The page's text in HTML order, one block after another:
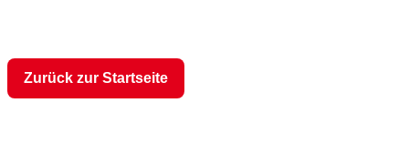
Zurück zur Startseite